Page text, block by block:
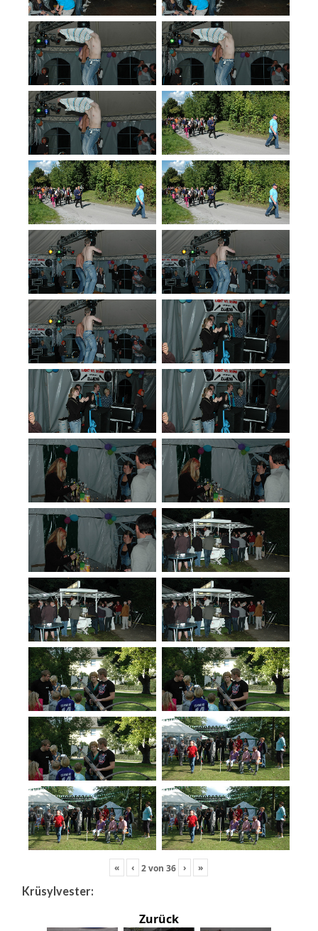
« ‹ 2von36 › »
Krüsylvester:
Zurück